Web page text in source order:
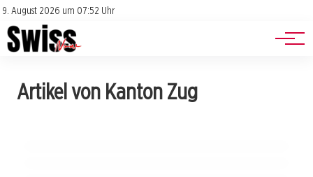
9. August 2026 um 07:52 Uhr
Impressum
Datenschutz
Jobs
Events
Artikel von Kanton Zug
Dringende Nachtarbeiten: Chamerstrasse in
04. September 2025
Gedenkfeier in Zug: Gemeinsam für die